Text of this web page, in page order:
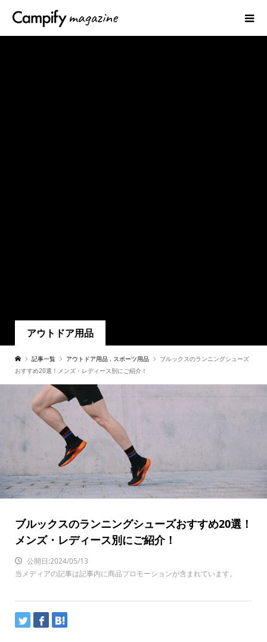
アウトドア用品
記事一覧 アウトドア用品 , スポーツ用品
ブルックスのランニングシューズ
おすすめ20選！メンズ・レディース別にご紹介！
ブルックスのランニングシューズおすすめ20選！
メンズ・レディース別にご紹介！
公開日:2024/05/13
当メディアの記事は記事内に商品プロモーションが含まれています。